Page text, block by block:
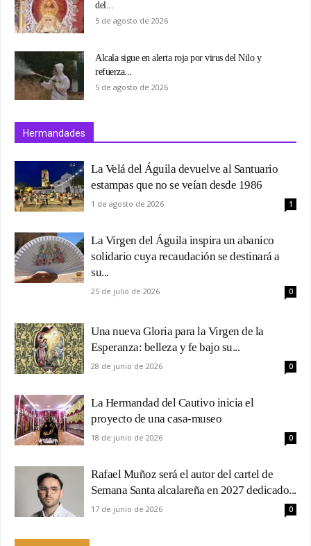
del...
5 de agosto de 2026
Alcala sigue en alerta roja por virus del Nilo y
refuerza...
5 de agosto de 2026
Hermandades
La Velá del Águila devuelve al Santuario
estampas que no se veían desde 1986
1 de agosto de 2026 1
La Virgen del Águila inspira un abanico
solidario cuya recaudación se destinará a
su...
25 de julio de 2026 0
Una nueva Gloria para la Virgen de la
Esperanza: belleza y fe bajo su...
28 de junio de 2026 0
La Hermandad del Cautivo inicia el
proyecto de una casa-museo
18 de junio de 2026 0
Rafael Muñoz será el autor del cartel de
Semana Santa alcalareña en 2027 dedicado...
17 de junio de 2026 0